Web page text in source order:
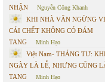
NHẬN
Nguyễn Công Khanh
KHI NHÀ VĂN NGỪNG
CÁI CHẾT KHÔNG CÓ ĐÁM
TANG
Minh Hạo
Việt Nam- THÁNG TƯ:
NGÀY LÀ LỄ, NHƯNG CŨNG
TANG
Minh Hạo